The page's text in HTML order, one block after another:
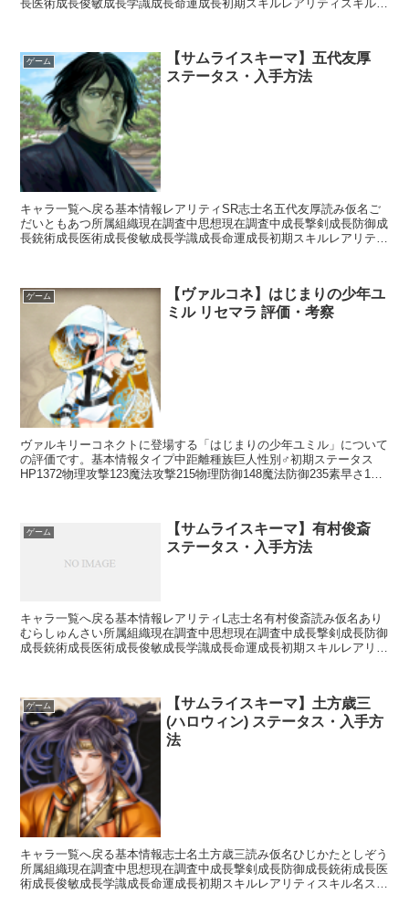
長医術成長俊敏成長学識成長命運成長初期スキルレアリティスキル名
ゲーム
【サムライスキーマ】五代友厚
ステータス・入手方法
キャラ一覧へ戻る基本情報レアリティSR志士名五代友厚読み仮名ご
だいともあつ所属組織現在調査中思想現在調査中成長撃剣成長防御成
長銃術成長医術成長俊敏成長学識成長命運成長初期スキルレアリティ
ゲーム
【ヴァルコネ】はじまりの少年ユ
ミル リセマラ 評価・考察
ヴァルキリーコネクトに登場する「はじまりの少年ユミル」について
の評価です。基本情報タイプ中距離種族巨人性別♂初期ステータス
HP1372物理攻撃123魔法攻撃215物理防御148魔法防御235素早さ176
ゲーム
【サムライスキーマ】有村俊斎
ステータス・入手方法
キャラ一覧へ戻る基本情報レアリティL志士名有村俊斎読み仮名あり
むらしゅんさい所属組織現在調査中思想現在調査中成長撃剣成長防御
成長銃術成長医術成長俊敏成長学識成長命運成長初期スキルレアリテ
ゲーム
【サムライスキーマ】土方歳三
(ハロウィン) ステータス・入手方
法
キャラ一覧へ戻る基本情報志士名土方歳三読み仮名ひじかたとしぞう
所属組織現在調査中思想現在調査中成長撃剣成長防御成長銃術成長医
術成長俊敏成長学識成長命運成長初期スキルレアリティスキル名スキ